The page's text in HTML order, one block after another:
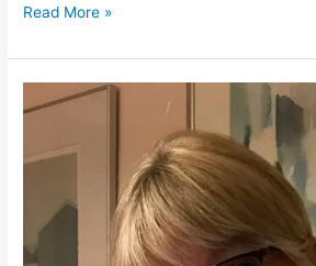
Read More »
Kansallisen
Neuvoston
Raija
kesäkuun